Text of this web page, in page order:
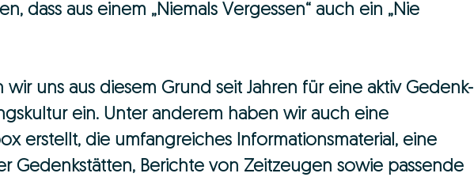
dass aus einem „Niemals Vergessen“ auch ein „Nie
wir uns aus diesem Grund seit Jahren für eine aktiv Gedenk-
ein. Unter anderem haben wir auch eine
erstellt, die umfangreiches Informationsmaterial, eine
Gedenkstätten, Berichte von Zeitzeugen sowie passende